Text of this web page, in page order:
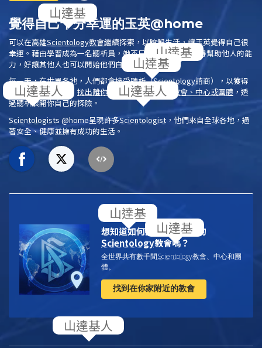
覺得自己十分幸運的玉英@home
可以在高雄Scientology教會繼續探索，以瞭解生活，讓玉英覺得自己很
幸運。藉由學習成為一名聽析員，她不只獲得智慧，也獲得幫助他人的能
力，好讓其他人也可以開始他們自己的探索。
每一天，在世界各地，人們都會接受聽析（Scientology諮商），以獲得
靈性的啟發與自由。 找出離你最近的 Scientology 教會、中心或團體 ，透
過聽析展開你自己的探險。
Scientologists @home呈現許多Scientologist ，他們來自全球各地，過
著安全、健康並擁有成功的生活。
更多訊息
想知道如何找到離你最近的
Scientology教會嗎？
全世界共有數千間Scientology教會、中心和團
體。
找到在你家附近的教會